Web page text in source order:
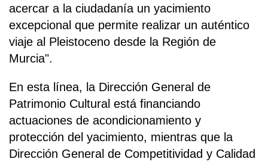
acercar a la ciudadanía un yacimiento
excepcional que permite realizar un auténtico
viaje al Pleistoceno desde la Región de
Murcia".
En esta línea, la Dirección General de
Patrimonio Cultural está financiando
actuaciones de acondicionamiento y
protección del yacimiento, mientras que la
Dirección General de Competitividad y Calidad